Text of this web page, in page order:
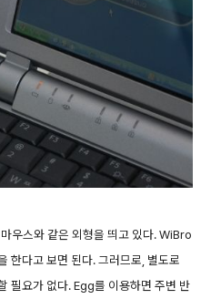
우스와 같은 외형을 띄고 있다. WiBro
한다고 보면 된다. 그러므로, 별도로
필요가 없다. Egg를 이용하면 주변 반